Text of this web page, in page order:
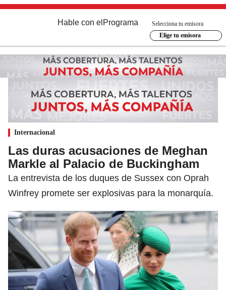
Hable con el Programa
Selecciona tu emisora
Elige tu emisora
Internacional
Las duras acusaciones de Meghan
Markle al Palacio de Buckingham
La entrevista de los duques de Sussex con Oprah
Winfrey promete ser explosivas para la monarquía.